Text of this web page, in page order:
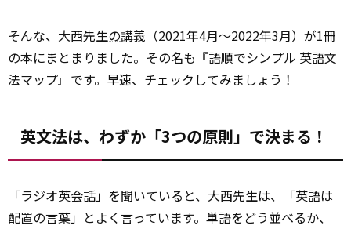
そんな、大西先生の講義（2021年4月〜2022年3月）が1冊
の本にまとまりました。その名も『語順でシンプル 英語文
法マップ』です。早速、チェックしてみましょう！
英文法は、わずか「3つの原則」で決まる！
「ラジオ英会話」を聞いていると、大西先生は、「英語は
配置の言葉」とよく言っています。単語をどう並べるか、